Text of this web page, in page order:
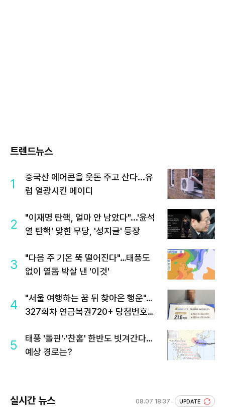
트렌드뉴스
1
중국산 에어콘을 웃돈 주고 산다...유
럽 열광시킨 메이디
2
"이재명 탄핵, 얼마 안 남았다"...'윤석
열 탄핵' 맞힌 무당, '성지글' 등장
3
"다음 주 기온 뚝 떨어진다"…태풍도
없이 열돔 박살 낸 '이것'
4
"서울 여행하는 꿈 뒤 찾아온 행운"…
327회차 연금복권720+ 당첨번호조
5
태풍 '돌핀'·'찬홈' 한반도 빗겨간다…
예상 경로는?
실시간 뉴스 08.07 18:37 UPDATE